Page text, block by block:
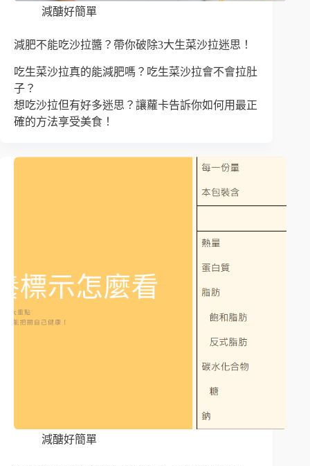
減醣好簡單
減肥不能吃沙拉醬？帶你破除3大生菜沙拉迷思！
吃生菜沙拉真的能減肥嗎？吃生菜沙拉會不會拉肚
子？
想吃沙拉但有好多迷思？讓蘿卡告訴你如何用最正
確的方法享受美食！
減醣好簡單